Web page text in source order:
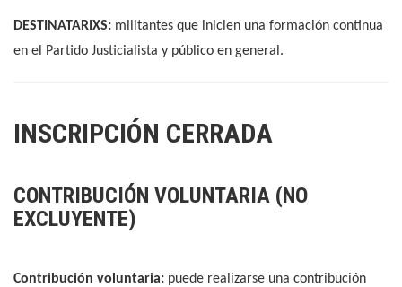
DESTINATARIXS: militantes que inicien una formación continua
en el Partido Justicialista y público en general.
INSCRIPCIÓN CERRADA
CONTRIBUCIÓN VOLUNTARIA (NO
EXCLUYENTE)
Contribución voluntaria: puede realizarse una contribución